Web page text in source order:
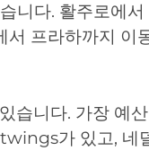
니다. 활주로에
프라하까지 이
습니다. 가장 예
가 있고, 네